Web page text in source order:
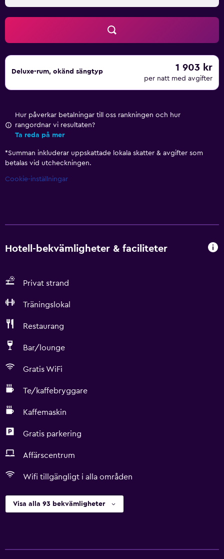
från boendet, medan Ekolsund slott ligger 24 km bort.
Flygplatsen (Stockholm Bromma flygplats) ligger 38 km
Deluxe-rum, okänd sängtyp 1 903 kr
per natt med avgifter
Hur påverkar betalningar till oss rankningen och hur
rangordnar vi resultaten?
Ta reda på mer
*Summan inkluderar uppskattade lokala skatter & avgifter som
betalas vid utcheckningen.
Cookie-inställningar
Hotell-bekvämligheter & faciliteter
Privat strand
Träningslokal
Restaurang
Bar/lounge
Gratis WiFi
Te/kaffebryggare
Kaffemaskin
Gratis parkering
Affärscentrum
Wifi tillgängligt i alla områden
Visa alla 93 bekvämligheter